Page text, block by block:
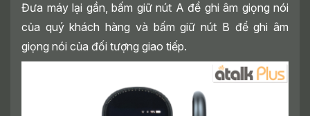
Đưa máy lại gần, bấm giữ nút A để ghi âm giọng nói
của quý khách hàng và bấm giữ nút B để ghi âm
giọng nói của đối tượng giao tiếp.